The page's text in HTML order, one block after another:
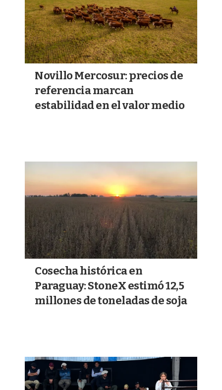
Novillo Mercosur: precios de
referencia marcan
estabilidad en el valor medio
Cosecha histórica en
Paraguay: StoneX estimó 12,5
millones de toneladas de soja